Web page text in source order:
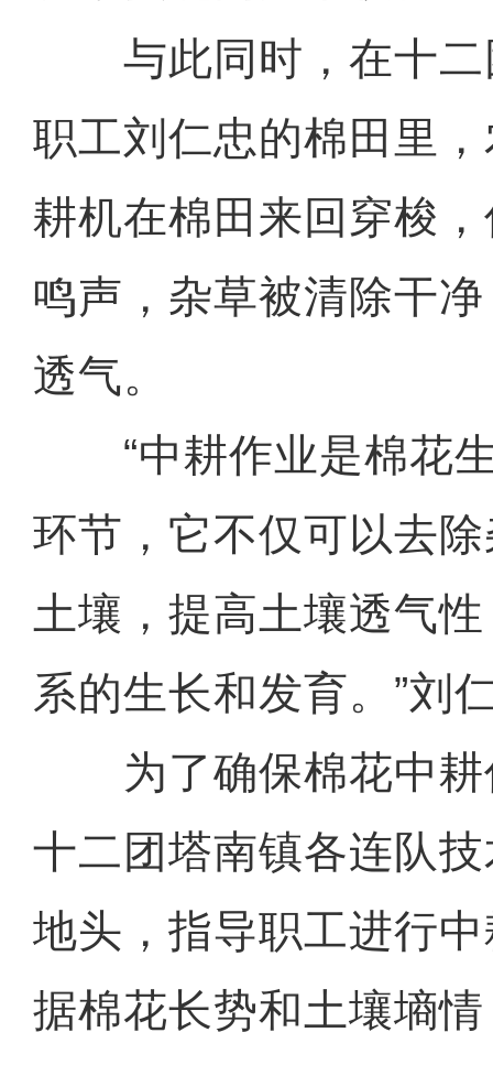
与此同时，在十二
职工刘仁忠的棉田里
耕机在棉田来回穿梭
鸣声，杂草被清除干
透气。
“中耕作业是棉花生
环节，它不仅可以去
土壤，提高土壤透气
系的生长和发育。”刘
为了确保棉花中耕
十二团塔南镇各连队
地头，指导职工进行
据棉花长势和土壤墒